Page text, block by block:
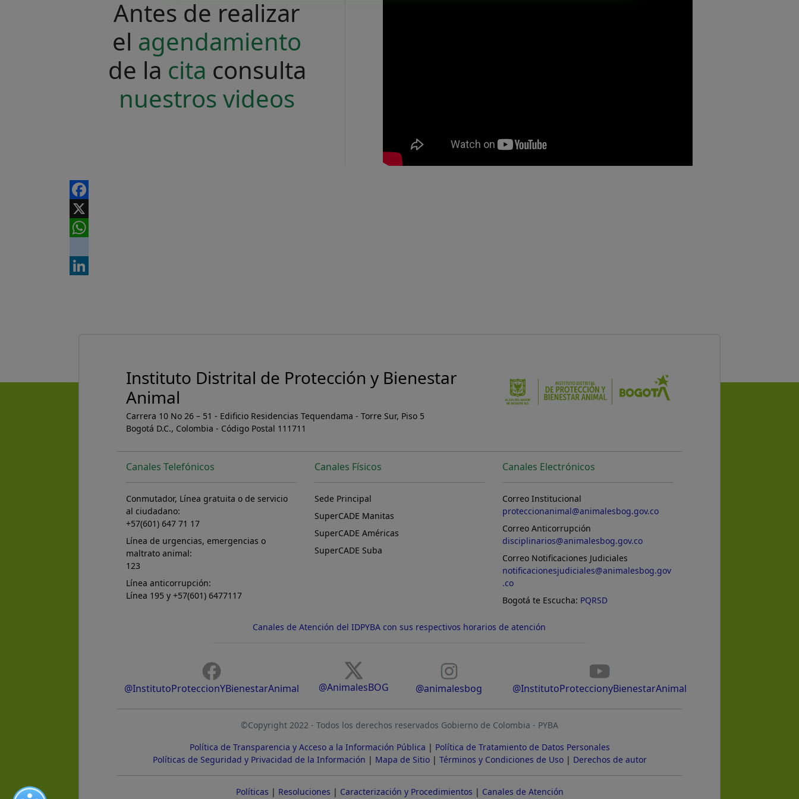
Antes de realizar
el agendamiento
de la cita consulta
nuestros videos
Facebook
X
instagram
Instituto Distrital de Protección y Bienestar
Animal
Carrera 10 No 26 – 51 - Edificio Residencias Tequendama - Torre Sur, Piso 5
Bogotá D.C., Colombia - Código Postal 111711
Canales Telefónicos
Conmutador, Línea gratuita o de servicio
al ciudadano:
+57(601) 647 71 17
Línea de urgencias, emergencias o
maltrato animal:
123
Línea anticorrupción:
Línea 195 y +57(601) 6477117
Canales Físicos
Sede Principal
SuperCADE Manitas
SuperCADE Américas
SuperCADE Suba
Canales Electrónicos
Correo Institucional
proteccionanimal@animalesbog.gov.co
Correo Anticorrupción
disciplinarios@animalesbog.gov.co
Correo Notificaciones Judiciales
notificacionesjudiciales@animalesbog.gov
.co
Bogotá te Escucha: PQRSD
Canales de Atención del IDPYBA con sus respectivos horarios de atención
@InstitutoProteccionYBienestarAnimal @AnimalesBOG @animalesbog @InstitutoProteccionyBienestarAnimal
©Copyright 2022 - Todos los derechos reservados Gobierno de Colombia - PYBA
Política de Transparencia y Acceso a la Información Pública | Política de Tratamiento de Datos Personales
Políticas de Seguridad y Privacidad de la Información | Mapa de Sitio| Términos y Condiciones de Uso| Derechos de autor
Políticas | Resoluciones | Caracterización y Procedimientos | Canales de Atención